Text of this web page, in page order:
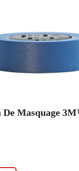
De Masquage